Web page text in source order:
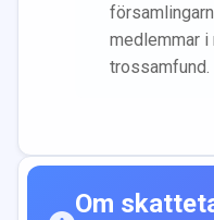
medlemmar
trossamfund.
Om